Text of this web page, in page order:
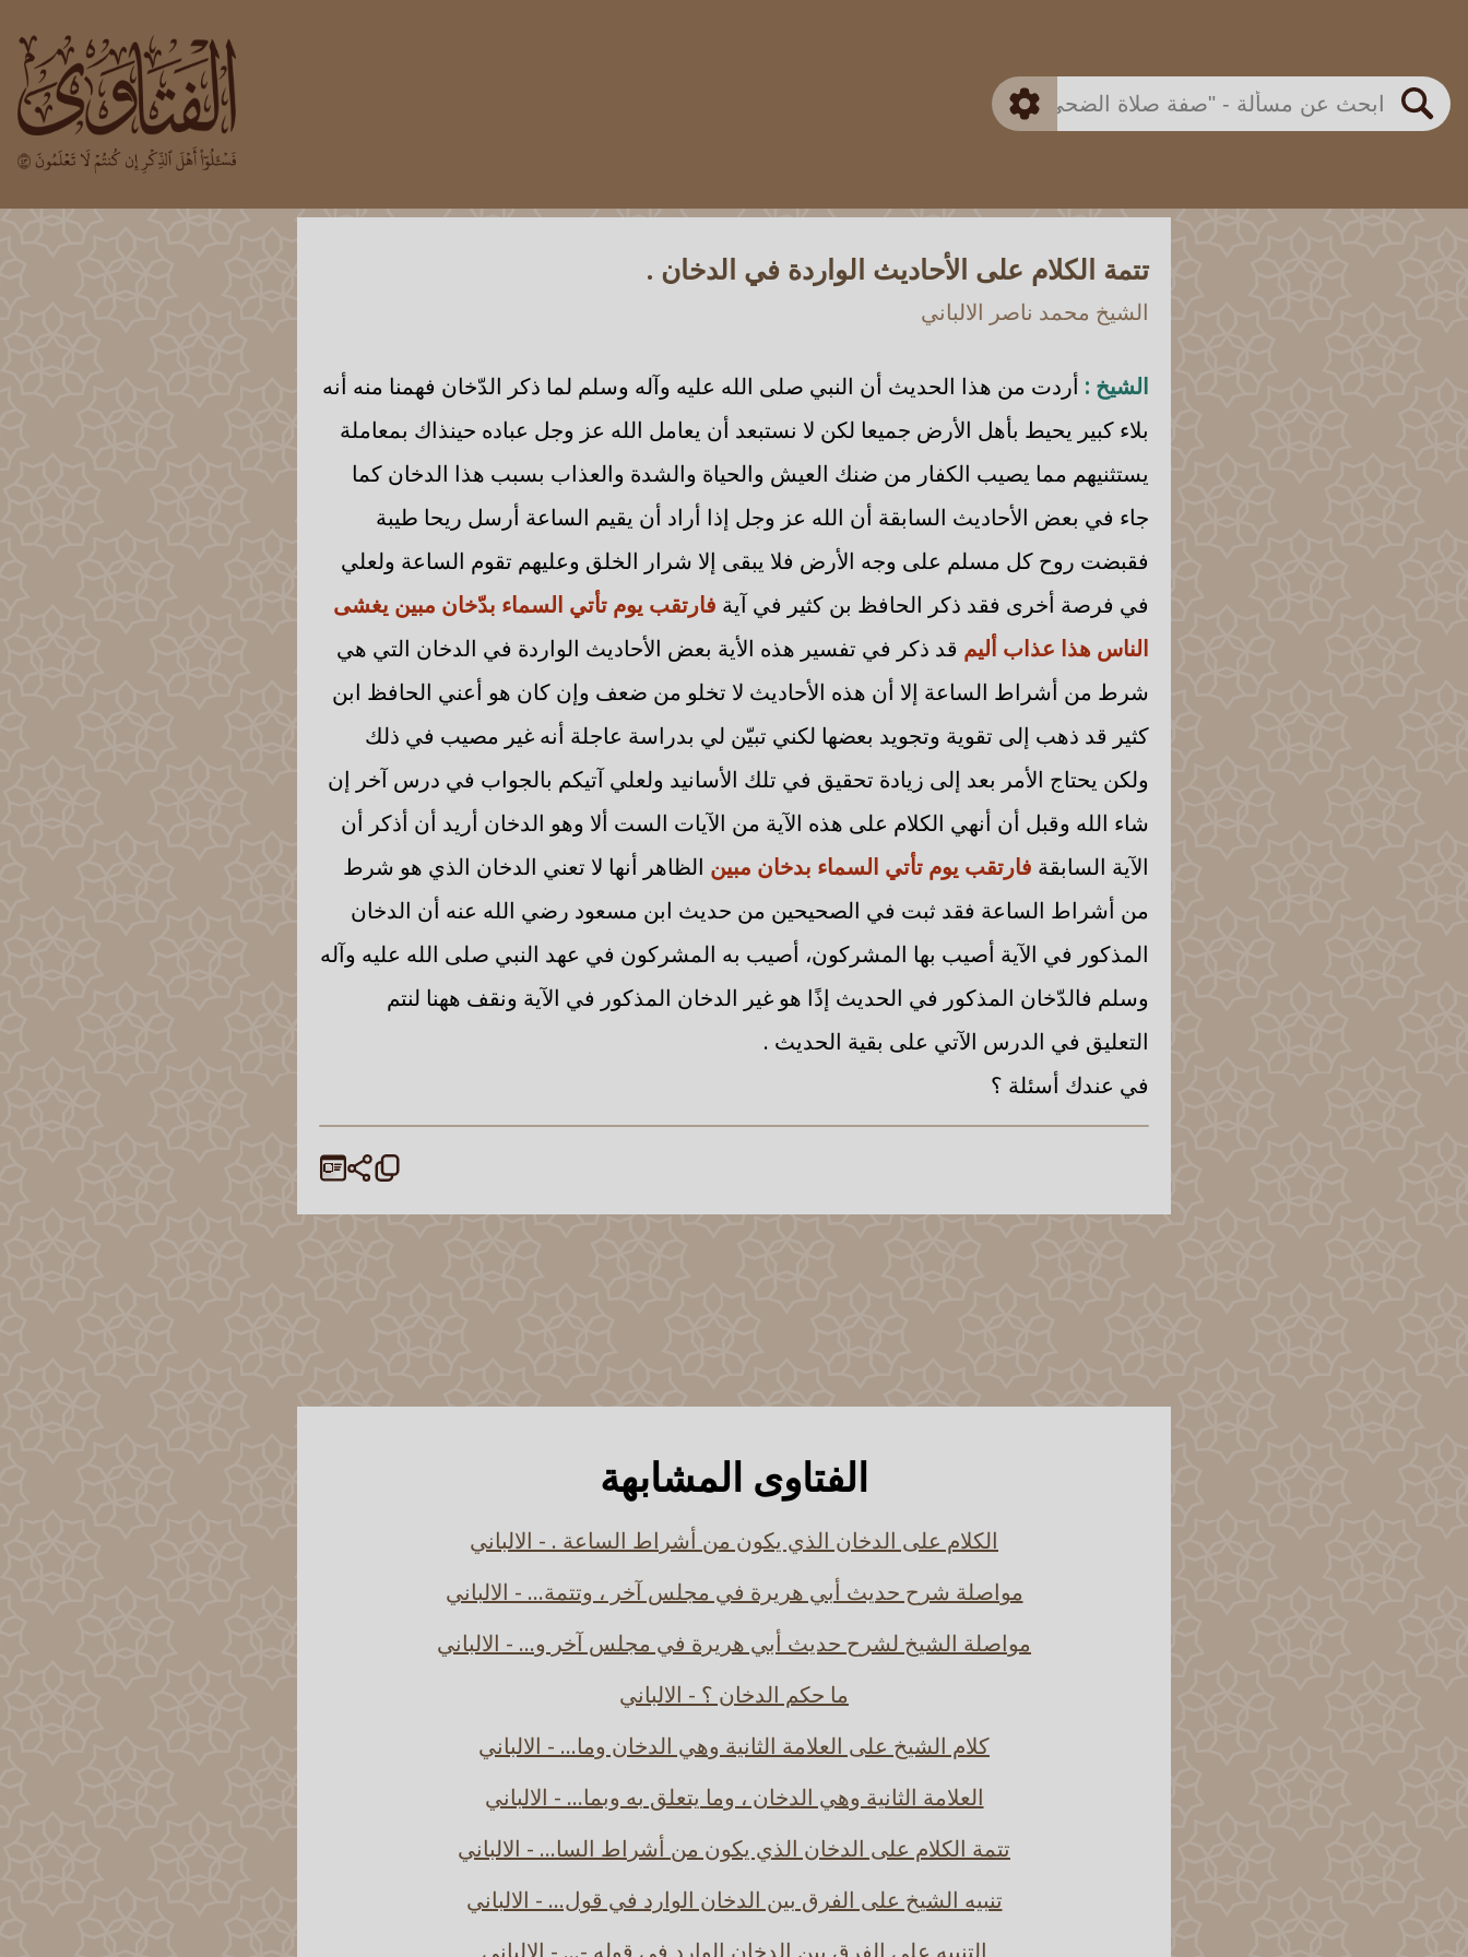
بحث
اللجنة الدائمة
متقدم
تتمة الكلام على الأحاديث الواردة في الدخان .
الشيخ محمد ناصر الالباني
الشيخ : أردت من هذا الحديث أن النبي صلى الله عليه وآله وسلم لما ذكر الدّخان فهمنا منه أنه
بلاء كبير يحيط بأهل الأرض جميعا لكن لا نستبعد أن يعامل الله عز وجل عباده حينذاك بمعاملة
يستثنيهم مما يصيب الكفار من ضنك العيش والحياة والشدة والعذاب بسبب هذا الدخان كما
جاء في بعض الأحاديث السابقة أن الله عز وجل إذا أراد أن يقيم الساعة أرسل ريحا طيبة
فقبضت روح كل مسلم على وجه الأرض فلا يبقى إلا شرار الخلق وعليهم تقوم الساعة ولعلي
في فرصة أخرى فقد ذكر الحافظ بن كثير في آية فارتقب يوم تأتي السماء بدّخان مبين يغشى
الناس هذا عذاب أليم قد ذكر في تفسير هذه الأية بعض الأحاديث الواردة في الدخان التي هي
شرط من أشراط الساعة إلا أن هذه الأحاديث لا تخلو من ضعف وإن كان هو أعني الحافظ ابن
كثير قد ذهب إلى تقوية وتجويد بعضها لكني تبيّن لي بدراسة عاجلة أنه غير مصيب في ذلك
ولكن يحتاج الأمر بعد إلى زيادة تحقيق في تلك الأسانيد ولعلي آتيكم بالجواب في درس آخر إن
شاء الله وقبل أن أنهي الكلام على هذه الآية من الآيات الست ألا وهو الدخان أريد أن أذكر أن
الآية السابقة فارتقب يوم تأتي السماء بدخان مبين الظاهر أنها لا تعني الدخان الذي هو شرط
من أشراط الساعة فقد ثبت في الصحيحين من حديث ابن مسعود رضي الله عنه أن الدخان
المذكور في الآية أصيب بها المشركون، أصيب به المشركون في عهد النبي صلى الله عليه وآله
وسلم فالدّخان المذكور في الحديث إذًا هو غير الدخان المذكور في الآية ونقف ههنا لنتم
التعليق في الدرس الآتي على بقية الحديث .
في عندك أسئلة ؟
الفتاوى المشابهة
الكلام على الدخان الذي يكون من أشراط الساعة . - الالباني
مواصلة شرح حديث أبي هريرة في مجلس آخر ، وتتمة... - الالباني
مواصلة الشيخ لشرح حديث أبي هريرة في مجلس آخر و... - الالباني
ما حكم الدخان ؟ - الالباني
كلام الشيخ على العلامة الثانية وهي الدخان وما... - الالباني
العلامة الثانية وهي الدخان ، وما يتعلق به وبما... - الالباني
تتمة الكلام على الدخان الذي يكون من أشراط السا... - الالباني
تنبيه الشيخ على الفرق بين الدخان الوارد في قول... - الالباني
التنبيه على الفرق بين الدخان الوارد في قوله -... - الالباني